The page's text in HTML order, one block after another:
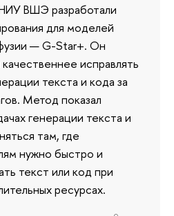
ВШЭ разработали
для моделей
— G-Star+. Он
исправлять
текста и кода за
Метод показал
генерации текста и
там, где
нужно быстро и
текст или код при
ресурсах.